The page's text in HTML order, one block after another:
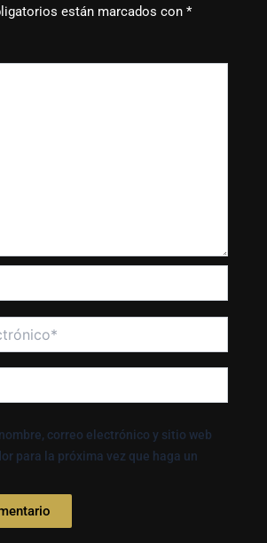
están marcados con*
correo electrónico y sitio web
para la próxima vez que haga un